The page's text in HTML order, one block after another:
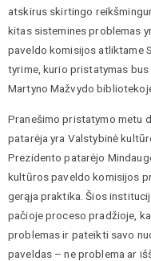
atskirus skirtingo
kitas sistemines problemas
paveldo komisijos atliktame
tyrime, kurio pristatymas
Martyno Mažvydo
Pranešimo pristatymo metu
patarėja yra Valstybinė
Prezidento patarėjo
kultūros paveldo komisijos
gerąja praktika. Šios
pačioje proceso pradžioje,
problemas ir pateikti savo
paveldas – ne problema ar